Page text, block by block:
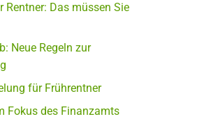
Rentner: Das müssen Sie
Neue Regeln zur
für Frührentner
Fokus des Finanzamts